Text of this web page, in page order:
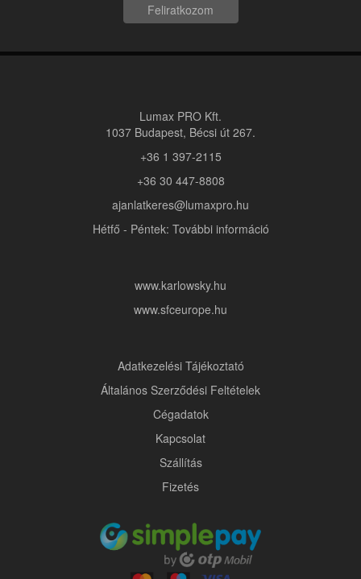
Feliratkozom
Lumax PRO Kft.
1037 Budapest, Bécsi út 267.
+36 1 397-2115
+36 30 447-8808
ajanlatkeres@lumaxpro.hu
Hétfő - Péntek: További információ
www.karlowsky.hu
www.sfceurope.hu
Adatkezelési Tájékoztató
Általános Szerződési Feltételek
Cégadatok
Kapcsolat
Szállítás
Fizetés